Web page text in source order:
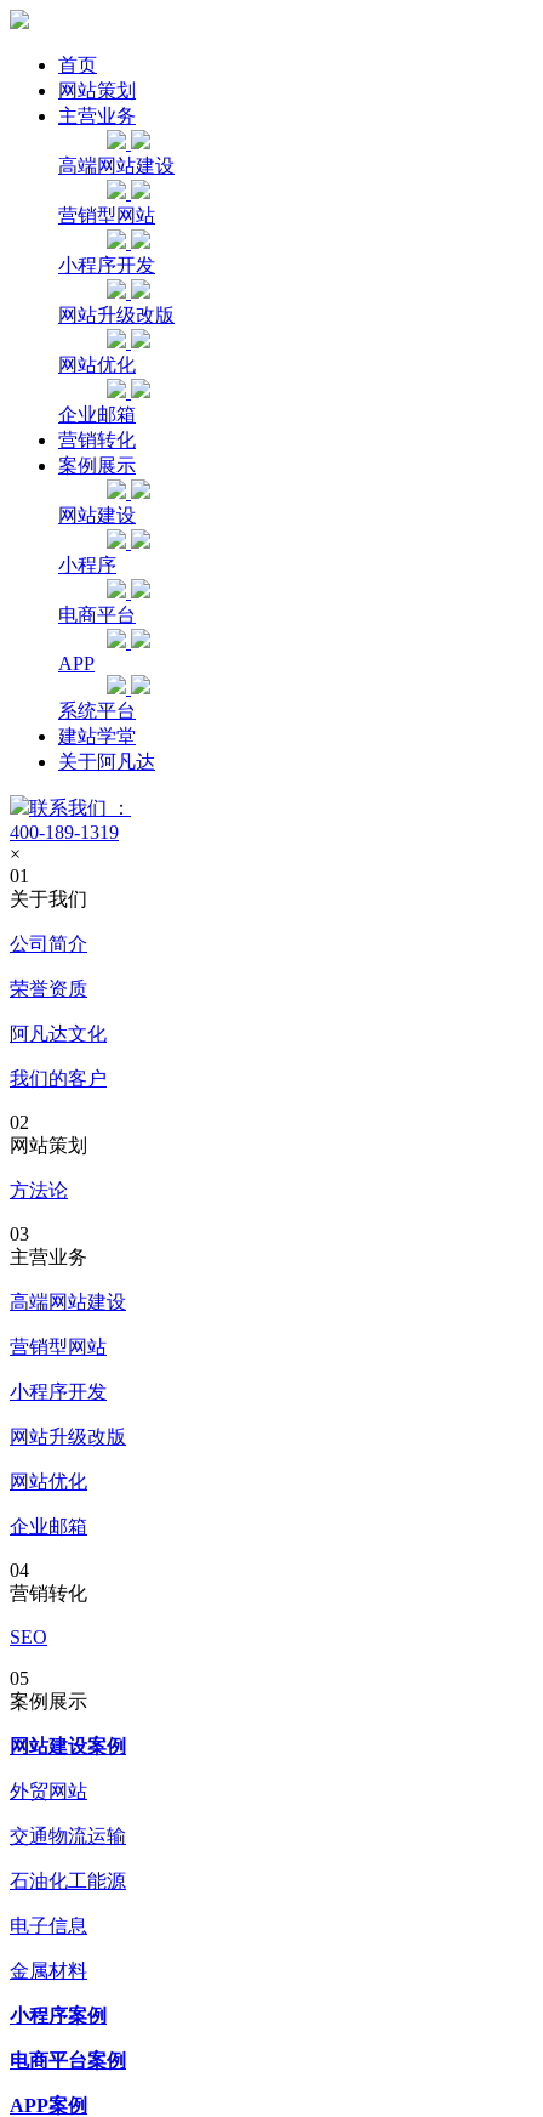
首页
网站策划
主营业务
高端网站建设
营销型网站
小程序开发
网站升级改版
网站优化
企业邮箱
营销转化
案例展示
网站建设
小程序
电商平台
APP
系统平台
建站学堂
关于阿凡达
联系我们 ：
400-189-1319
×
01
关于我们
公司简介
荣誉资质
阿凡达文化
我们的客户
02
网站策划
方法论
03
主营业务
高端网站建设
营销型网站
小程序开发
网站升级改版
网站优化
企业邮箱
04
营销转化
SEO
05
案例展示
网站建设案例
外贸网站
交通物流运输
石油化工能源
电子信息
金属材料
小程序案例
电商平台案例
APP案例